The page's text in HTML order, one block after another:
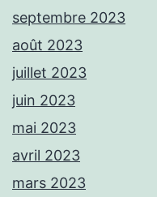
septembre 2023
août 2023
juillet 2023
juin 2023
mai 2023
avril 2023
mars 2023